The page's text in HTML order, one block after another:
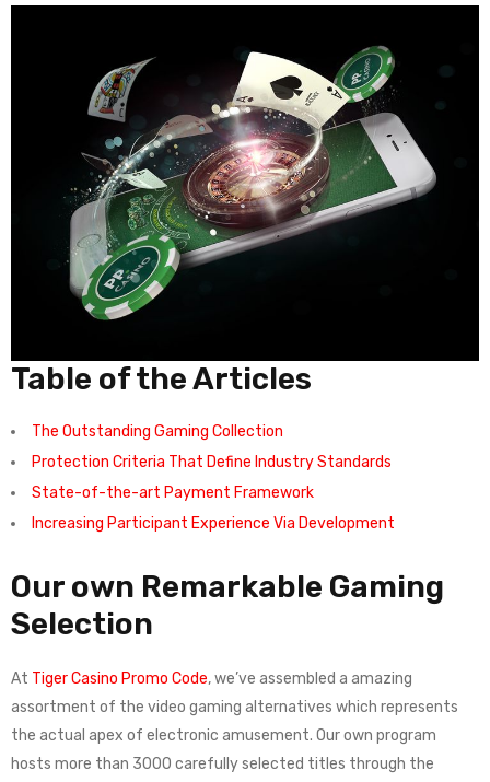
Table of the Articles
The Outstanding Gaming Collection
Protection Criteria That Define Industry Standards
State-of-the-art Payment Framework
Increasing Participant Experience Via Development
Our own Remarkable Gaming
Selection
At Tiger Casino Promo Code, we’ve assembled a amazing
assortment of the video gaming alternatives which represents
the actual apex of electronic amusement. Our own program
hosts more than 3000 carefully selected titles through the